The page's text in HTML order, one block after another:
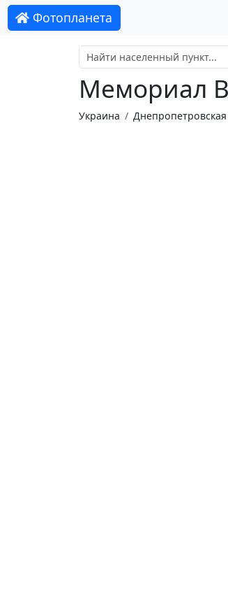
Фотопланета
Мемориал
Украина Днепропетровская